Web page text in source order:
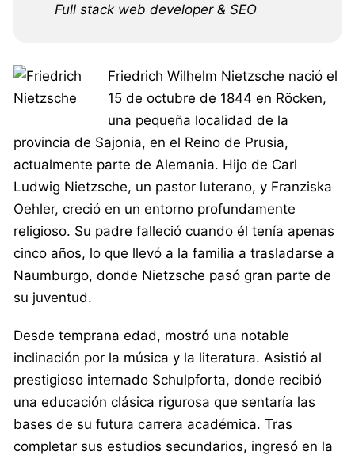
Full stack web developer & SEO
Friedrich Wilhelm Nietzsche nació el
15 de octubre de 1844 en Röcken,
una pequeña localidad de la
provincia de Sajonia, en el Reino de Prusia,
actualmente parte de Alemania. Hijo de Carl
Ludwig Nietzsche, un pastor luterano, y Franziska
Oehler, creció en un entorno profundamente
religioso. Su padre falleció cuando él tenía apenas
cinco años, lo que llevó a la familia a trasladarse a
Naumburgo, donde Nietzsche pasó gran parte de
su juventud.
Desde temprana edad, mostró una notable
inclinación por la música y la literatura. Asistió al
prestigioso internado Schulpforta, donde recibió
una educación clásica rigurosa que sentaría las
bases de su futura carrera académica. Tras
completar sus estudios secundarios, ingresó en la